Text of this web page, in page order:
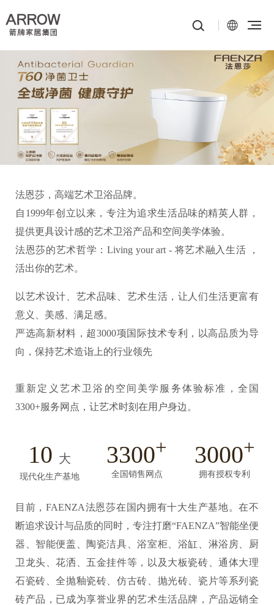
法恩莎，高端艺术卫浴品牌。
自1999年创立以来，专注为追求生活品味的精英人群，
提供更具设计感的艺术卫浴产品和空间美学体验。
法恩莎的艺术哲学：Living your art - 将艺术融入生活 ，
活出你的艺术。
以艺术设计、艺术品味、艺术生活，让人们生活更富有
意义、美感、满足感。
严选高新材料，超3000项国际技术专利，以高品质为导
向，保持艺术造诣上的行业领先
重新定义艺术卫浴的空间美学服务体验标准，全国
3300+服务网点，让艺术时刻在用户身边。
10 大
现代化生产基地
3300+
全国销售网点
3000+
拥有授权专利
目前，FAENZA法恩莎在国内拥有十大生产基地。在不
断追求设计与品质的同时，专注打磨“FAENZA”智能坐便
器、智能便盖、陶瓷洁具、浴室柜、浴缸、淋浴房、厨
卫龙头、花洒、五金挂件等，以及大板瓷砖、通体大理
石瓷砖、全抛釉瓷砖、仿古砖、抛光砖、瓷片等系列瓷
砖产品，已成为享誉业界的艺术生活品牌，产品远销全